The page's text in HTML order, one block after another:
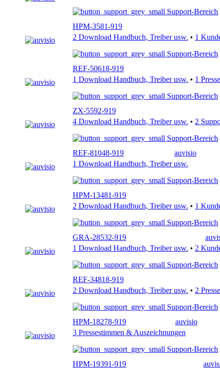
Support-Bereich
HPM-3581-919
2 Download Handbuch, Treiber usw. • 1
Support-Bereich
REF-50618-919
1 Download Handbuch, Treiber usw. • 1
Support-Bereich
ZX-5592-919
4 Download Handbuch, Treiber usw. • 2
Support-Bereich
REF-81048-919
auvisio
1 Download Handbuch, Treiber usw.
Support-Bereich
HPM-13481-919
2 Download Handbuch, Treiber usw. • 1
Support-Bereich
GRA-28532-919
1 Download Handbuch, Treiber usw. • 2
Support-Bereich
REF-34818-919
2 Download Handbuch, Treiber usw. • 2
Support-Bereich
HPM-18278-919
auvisio
3 Pressestimmen & Auszeichnungen
Support-Bereich
HPM-19391-919